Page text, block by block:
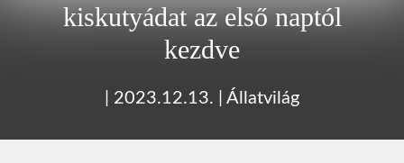
kiskutyádat az első naptól
kezdve
2023.12.13. Állatvilág